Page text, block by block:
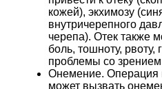
кожей), экхимозу
внутричерепного
черепа). Отек также
боль, тошноту, рвоту,
проблемы со
Онемение. Операция
может вызвать